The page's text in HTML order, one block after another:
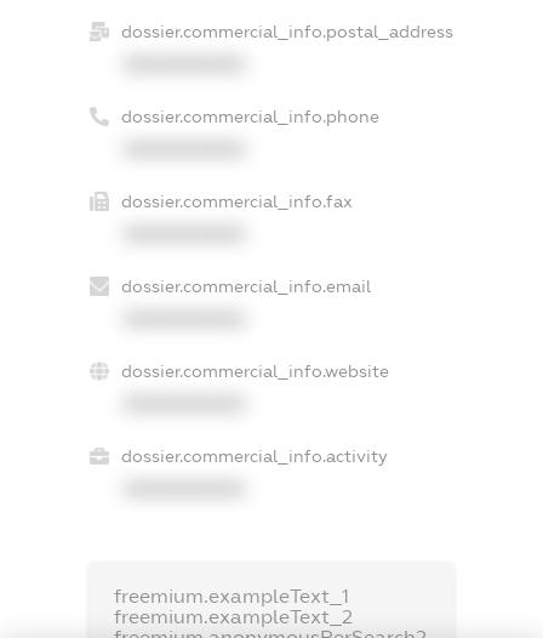
dossier.commercial_info.postal_address
dossier.commercial_info.phone
dossier.commercial_info.fax
dossier.commercial_info.email
dossier.commercial_info.website
dossier.commercial_info.activity
freemium.exampleText_1
freemium.exampleText_2